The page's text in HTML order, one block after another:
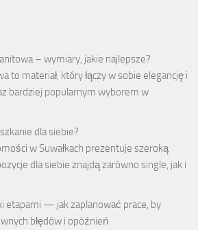
– wymiary, jakie najlepsze?
to materiał, który łączy w sobie elegancję i
bardziej popularnym wyborem w
dla siebie?
w Suwałkach prezentuje szeroką
dla siebie znajdą zarówno single, jak i
etapami — jak zaplanować prace, by
błędów i opóźnień